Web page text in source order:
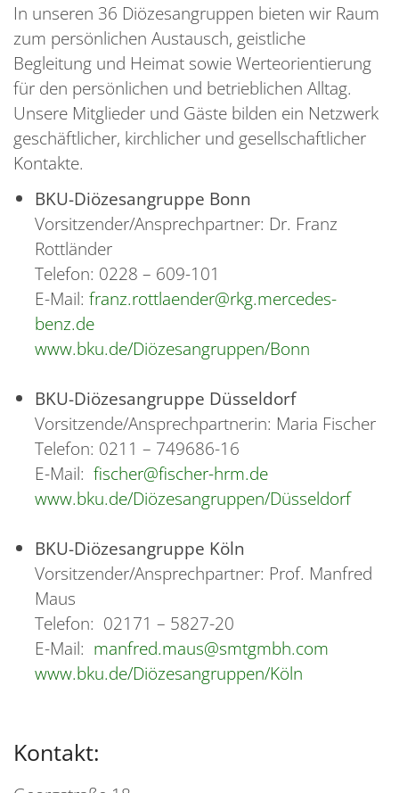
In unseren 36 Diözesangruppen bieten wir Raum
zum persönlichen Austausch, geistliche
Begleitung und Heimat sowie Werteorientierung
für den persönlichen und betrieblichen Alltag.
Unsere Mitglieder und Gäste bilden ein Netzwerk
geschäftlicher, kirchlicher und gesellschaftlicher
Kontakte.
BKU-Diözesangruppe Bonn
Vorsitzender/Ansprechpartner: Dr. Franz
Rottländer
Telefon: 0228 – 609-101
E-Mail: franz.rottlaender@rkg.mercedes-
benz.de
www.bku.de/Diözesangruppen/Bonn
BKU-Diözesangruppe Düsseldorf
Vorsitzende/Ansprechpartnerin: Maria Fischer
Telefon: 0211 – 749686-16
E-Mail: fischer@fischer-hrm.de
www.bku.de/Diözesangruppen/Düsseldorf
BKU-Diözesangruppe Köln
Vorsitzender/Ansprechpartner: Prof. Manfred
Maus
Telefon: 02171 – 5827-20
E-Mail: manfred.maus@smtgmbh.com
www.bku.de/Diözesangruppen/Köln
Kontakt: